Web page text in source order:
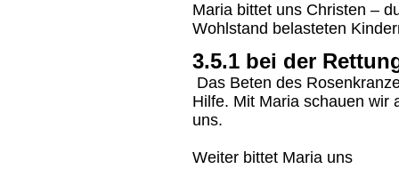
Maria bittet uns Christen –
Wohlstand belasteten
3.5.1 bei der
Das Beten des
Hilfe. Mit Maria schauen wir
uns.
Weiter bittet Maria uns